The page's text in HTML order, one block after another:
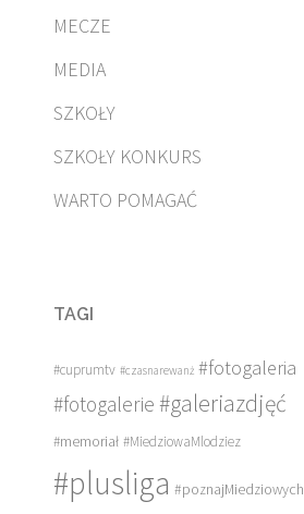
MECZE
MEDIA
SZKOŁY
SZKOŁY KONKURS
WARTO POMAGAĆ
TAGI
#cuprumtv #czasnarewanż #fotogaleria
#fotogalerie #galeriazdjęć
#memoriał #MiedziowaMlodziez
#plusliga #poznajMiedziowych